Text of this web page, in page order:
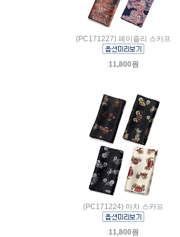
(PC171227) 페이즐리 스카프
11,800원
(PC171224) 마차 스카프
11,800원